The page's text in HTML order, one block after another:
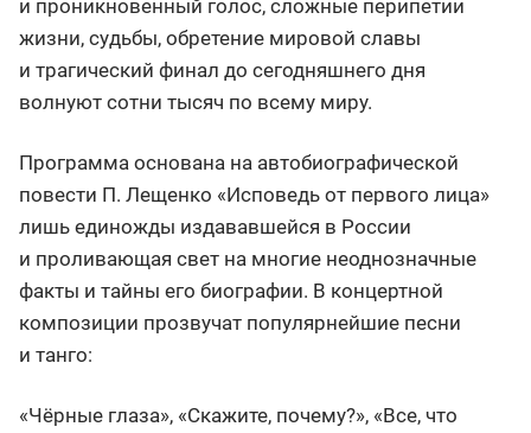
и проникновенный голос, сложные перипетии
жизни, судьбы, обретение мировой славы
и трагический финал до сегодняшнего дня
волнуют сотни тысяч по всему миру.
Программа основана на автобиографической
повести П. Лещенко «Исповедь от первого лица»
лишь единожды издававшейся в России
и проливающая свет на многие неоднозначные
факты и тайны его биографии. В концертной
композиции прозвучат популярнейшие песни
и танго:
«Чёрные глаза», «Скажите, почему?», «Все, что